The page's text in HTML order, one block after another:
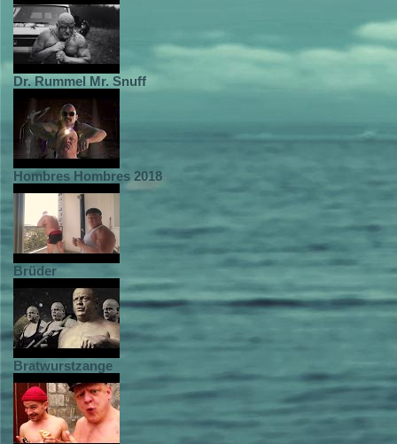
Dr. Rummel Mr. Snuff
Hombres Hombres 2018
Brüder
Bratwurstzange